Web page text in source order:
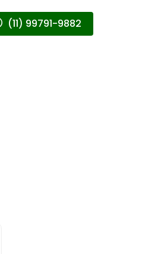
(11) 99791-9882